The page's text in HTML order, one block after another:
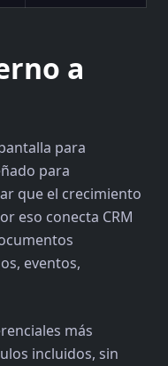
a
para
para
que el crecimiento
eso conecta CRM
eventos,
más
incluidos, sin